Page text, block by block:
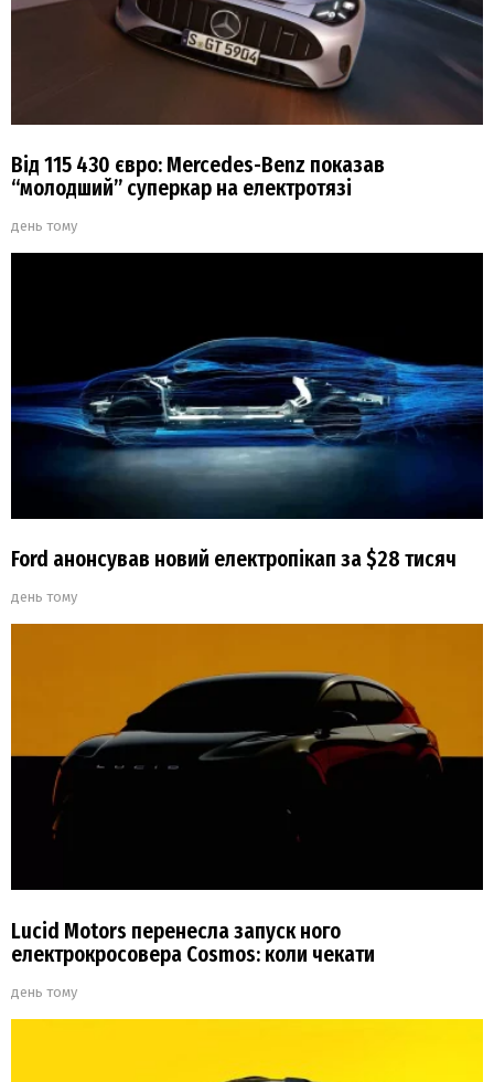
Від 115 430 євро: Mercedes-Benz показав
“молодший” суперкар на електротязі
день тому
Ford анонсував новий електропікап за $28 тисяч
день тому
Lucid Motors перенесла запуск ного
електрокросовера Cosmos: коли чекати
день тому